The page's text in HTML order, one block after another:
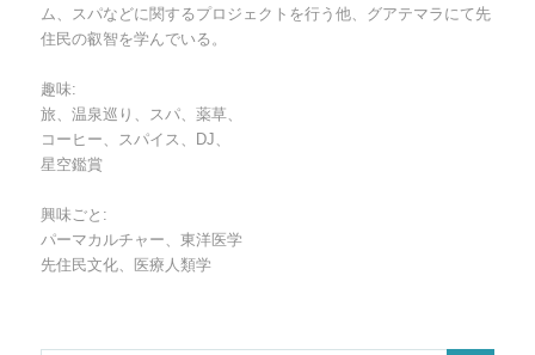
ム、スパなどに関するプロジェクトを行う他、グアテマラにて先
住民の叡智を学んでいる。
趣味:
旅、温泉巡り、スパ、薬草、
コーヒー、スパイス、DJ、
星空鑑賞
興味ごと:
パーマカルチャー、東洋医学
先住民文化、医療人類学